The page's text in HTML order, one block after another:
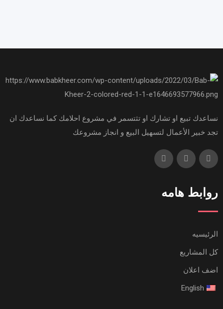
نساعدك تبيع او تشارك او تثتسمر في مشروع احلامك كما نساعدك ان
تجد خبير الأعمال لتسهيل البيع و انجاز مشروعك
روابط هامه
الرئيسيه
كل المشاريع
اضف اعلان
English